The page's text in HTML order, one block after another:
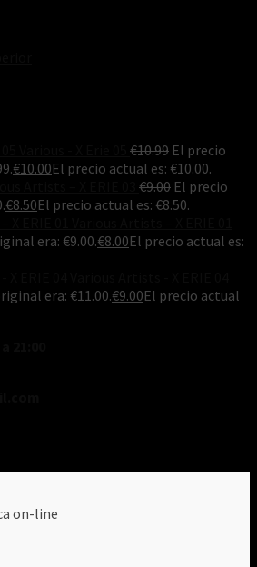
€10.99 El precio
€10.00El precio actual es: €10.00.
€9.00 El precio
€8.50El precio actual es: €8.50.
era: €9.00.€8.00El precio actual es:
era: €11.00.€9.00El precio actual
on-line